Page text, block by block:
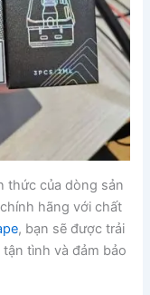
thức của dòng sản
hãng với chất
, bạn sẽ được trải
tình và đảm bảo